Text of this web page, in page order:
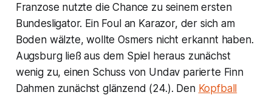
Franzose nutzte die Chance zu seinem ersten
Bundesligator. Ein Foul an Karazor, der sich am
Boden wälzte, wollte Osmers nicht erkannt haben.
Augsburg ließ aus dem Spiel heraus zunächst
wenig zu, einen Schuss von Undav parierte Finn
Dahmen zunächst glänzend (24.). Den Kopfball